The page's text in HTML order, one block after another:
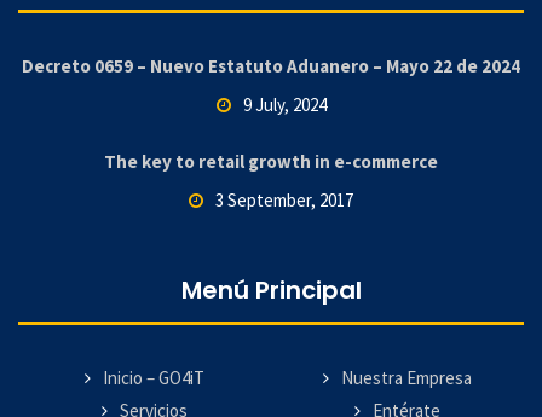
Decreto 0659 – Nuevo Estatuto Aduanero – Mayo 22 de 2024
9 July, 2024
The key to retail growth in e-commerce
3 September, 2017
Menú Principal
Inicio – GO4iT
Nuestra Empresa
Servicios
Entérate